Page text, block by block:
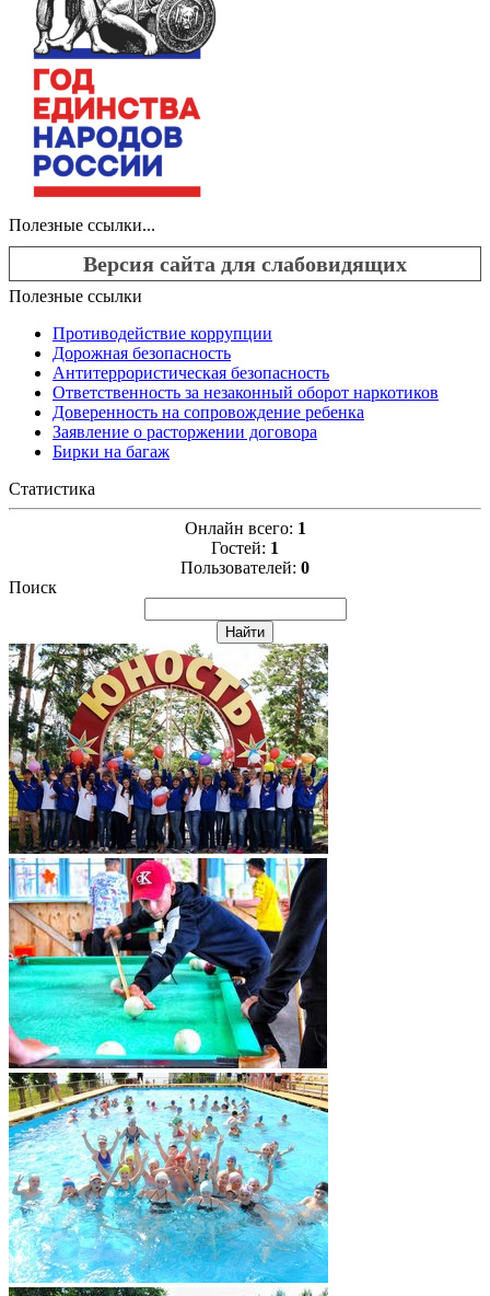
Полезные ссылки...
Версия сайта для слабовидящих
Полезные ссылки
Противодействие коррупции
Дорожная безопасность
Антитеррористическая безопасность
Ответственность за незаконный оборот наркотиков
Доверенность на сопровождение ребенка
Заявление о расторжении договора
Бирки на багаж
Статистика
Онлайн всего: 1
Гостей: 1
Пользователей: 0
Поиск